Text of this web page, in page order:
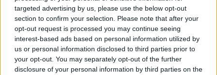
targeted advertising by us, please use the below opt-out
section to confirm your selection. Please note that after your
opt-out request is processed you may continue seeing
interest-based ads based on personal information utilized by
us or personal information disclosed to third parties prior to
your opt-out. You may separately opt-out of the further
disclosure of your personal information by third parties on the